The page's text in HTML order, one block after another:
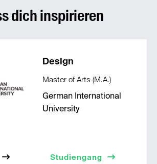
dich inspirieren
Design
Master of Arts (M.A.)
German International
University
Studiengang